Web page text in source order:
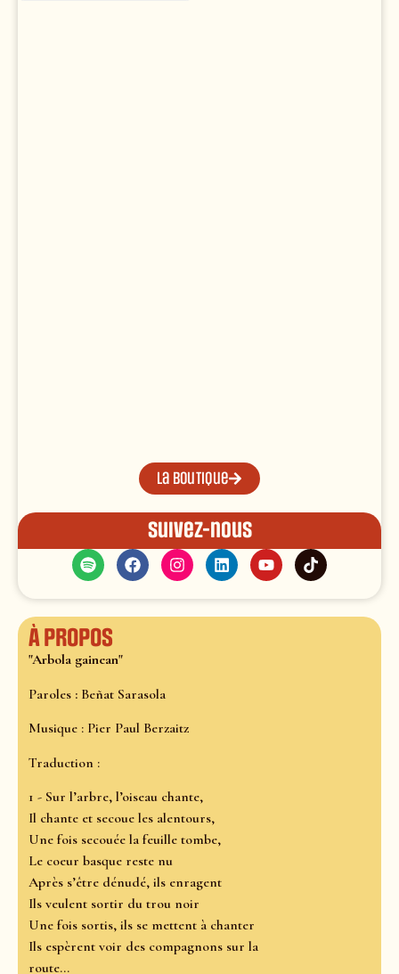
La boutique
Suivez-nous
À propos
"Arbola gainean"
Paroles : Beñat Sarasola
Musique : Pier Paul Berzaitz
Traduction :
1 - Sur l’arbre, l’oiseau chante,
Il chante et secoue les alentours,
Une fois secouée la feuille tombe,
Le coeur basque reste nu
Après s’être dénudé, ils enragent
Ils veulent sortir du trou noir
Une fois sortis, ils se mettent à chanter
Ils espèrent voir des compagnons sur la
route…